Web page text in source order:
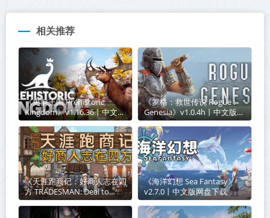
相关推荐
《史前王国 Prehistoric
Kingdom》v1.16.36丨中文版
网盘下载
《罗格：救世传说 Rogue :
Genesia》v1.0.4h丨中文版网
盘下载
《天涯跑商记：好商人志在四
方 TRADESMAN: Deal to
Dealer》Build.21003541丨中
文版网盘下载
《海洋幻想 Sea Fantasy》
v2.7.0丨中文版网盘下载